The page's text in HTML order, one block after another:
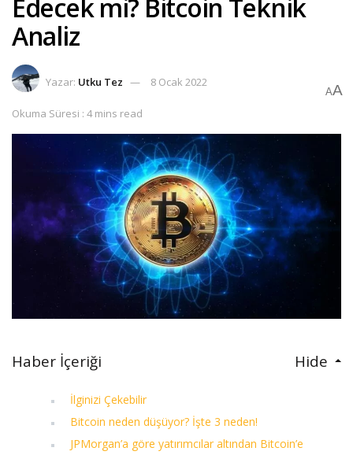
Edecek mi? Bitcoin Teknik
Analiz
Yazar: Utku Tez 8 Ocak 2022
Okuma Süresi : 4 mins read
AA
Haber İçeriği Hide
İlginizi Çekebilir
Bitcoin neden düşüyor? İşte 3 neden!
JPMorgan’a göre yatırımcılar altından Bitcoin’e